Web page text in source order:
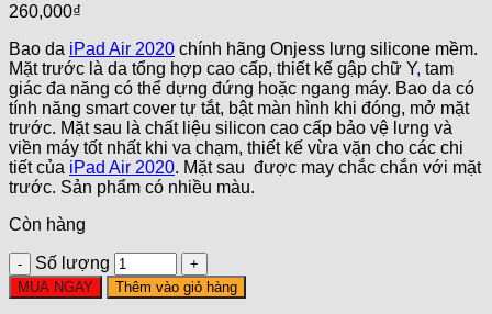
260,000₫
Bao da iPad Air 2020 chính hãng Onjess lưng silicone mềm.
Mặt trước là da tổng hợp cao cấp, thiết kế gập chữ Y, tam
giác đa năng có thể dựng đứng hoặc ngang máy. Bao da có
tính năng smart cover tự tắt, bật màn hình khi đóng, mở mặt
trước. Mặt sau là chất liệu silicon cao cấp bảo vệ lưng và
viền máy tốt nhất khi va chạm, thiết kế vừa vặn cho các chi
tiết của iPad Air 2020. Mặt sau được may chắc chắn với mặt
trước. Sản phẩm có nhiều màu.
Còn hàng
Số lượng
MUA NGAY Thêm vào giỏ hàng